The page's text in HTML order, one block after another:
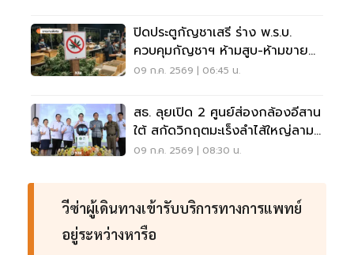
ปิดประตูกัญชาเสรี ร่าง พ.ร.บ.
ควบคุมกัญชาฯ ห้ามสูบ-ห้ามขาย
ออนไลน์ ฝ่าฝืนคุกสูงสุด 5 ปี
09 ก.ค. 2569 | 06:45 น.
สธ. ลุยเปิด 2 ศูนย์ส่องกล้องอีสาน
ใต้ สกัดวิกฤตมะเร็งลำไส้ใหญ่ลามก
ลุ่มอายุน้อย
09 ก.ค. 2569 | 08:30 น.
วีซ่าผู้เดินทางเข้ารับบริการทางการแพทย์
อยู่ระหว่างหารือ